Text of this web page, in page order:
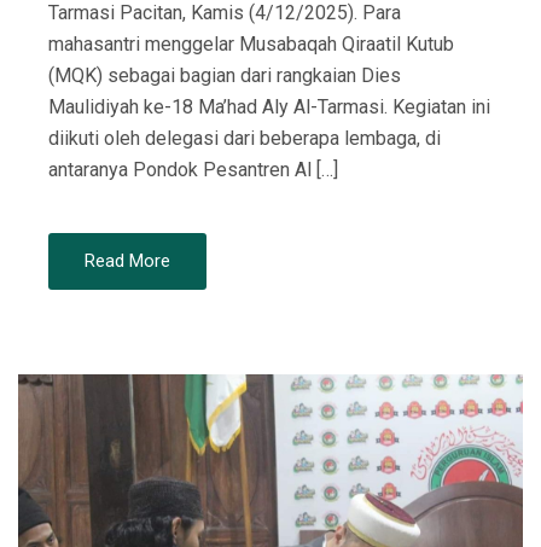
Tarmasi Pacitan, Kamis (4/12/2025). Para
mahasantri menggelar Musabaqah Qiraatil Kutub
(MQK) sebagai bagian dari rangkaian Dies
Maulidiyah ke-18 Ma’had Aly Al-Tarmasi. Kegiatan ini
diikuti oleh delegasi dari beberapa lembaga, di
antaranya Pondok Pesantren Al […]
Read More